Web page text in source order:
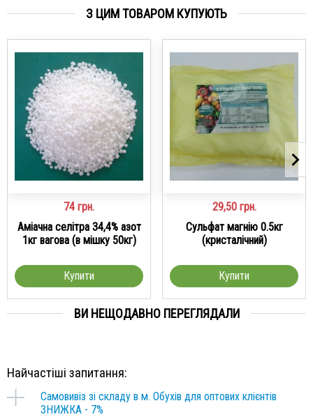
З ЦИМ ТОВАРОМ КУПУЮТЬ
74 грн.
Аміачна селітра 34,4% азот
1кг вагова (в мішку 50кг)
Купити
29,50 грн.
Сульфат магнію 0.5кг
(кристалічний)
Купити
ВИ НЕЩОДАВНО ПЕРЕГЛЯДАЛИ
Найчастіші запитання:
Самовивіз зі складу в м. Обухів для оптових клієнтів
ЗНИЖКА - 7%